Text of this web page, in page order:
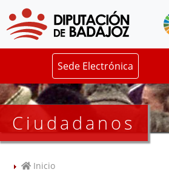
Sede Electrónica
Ciudadanos
Inicio